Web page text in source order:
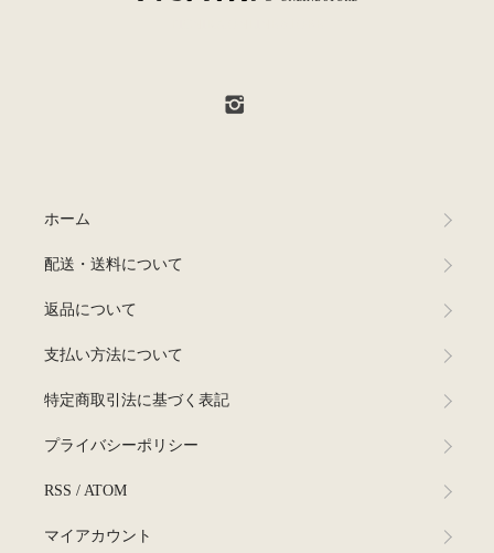
ホーム
配送・送料について
返品について
支払い方法について
特定商取引法に基づく表記
プライバシーポリシー
RSS / ATOM
マイアカウント